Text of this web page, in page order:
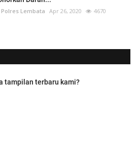
Lembata Apr 26, 2020 4670
tampilan terbaru kami?